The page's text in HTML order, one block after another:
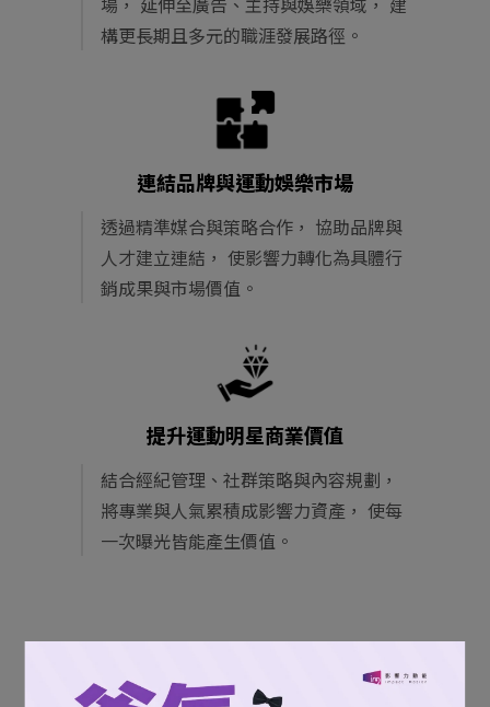
構更長期且多元的職涯發展路徑。
連結品牌與運動娛樂市場
透過精準媒合與策略合作， 協助品牌與
人才建立連結， 使影響力轉化為具體行
銷成果與市場價值。
提升運動明星商業價值
結合經紀管理、社群策略與內容規劃，
將專業與人氣累積成影響力資產， 使每
一次曝光皆能產生價值。